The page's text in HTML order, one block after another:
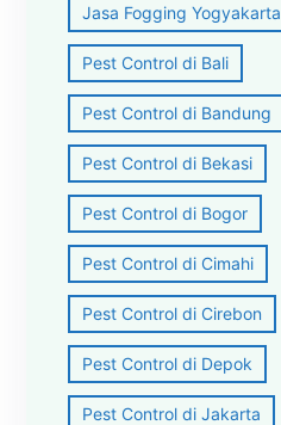
Jasa Fogging Yogyakarta
Pest Control di Bali
Pest Control di Bandung
Pest Control di Bekasi
Pest Control di Bogor
Pest Control di Cimahi
Pest Control di Cirebon
Pest Control di Depok
Pest Control di Jakarta